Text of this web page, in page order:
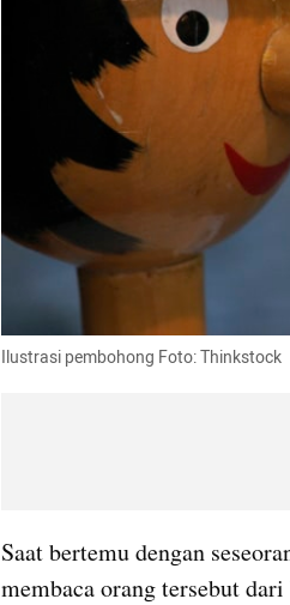
Ilustrasi pembohong Foto: Thinkstock
Saat bertemu dengan
membaca orang tersebut